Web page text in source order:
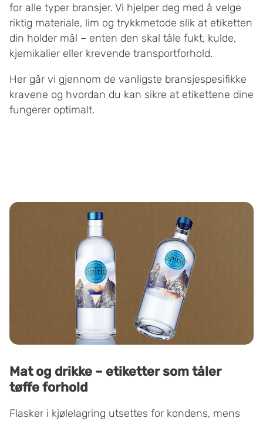
for alle typer bransjer. Vi hjelper deg med å velge
riktig materiale, lim og trykkmetode slik at etiketten
din holder mål – enten den skal tåle fukt, kulde,
kjemikalier eller krevende transportforhold.
Her går vi gjennom de vanligste bransjespesifikke
kravene og hvordan du kan sikre at etikettene dine
fungerer optimalt.
Mat og drikke – etiketter som tåler
tøffe forhold
Flasker i kjølelagring utsettes for kondens, mens